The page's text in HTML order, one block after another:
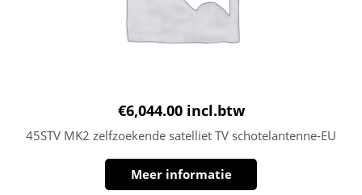
€6,044.00 incl.btw
45STV MK2 zelfzoekende satelliet TV schotelantenne-EU
Meer informatie